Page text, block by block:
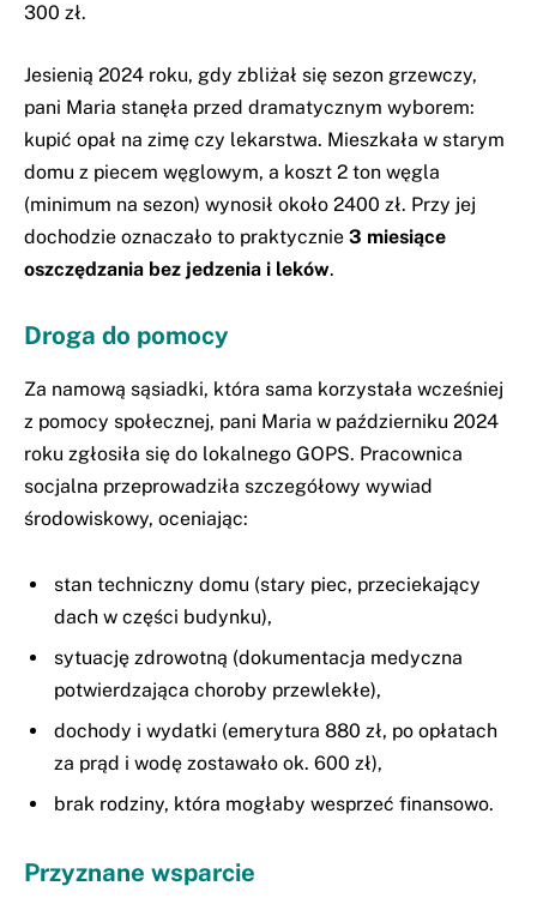
300 zł.
Jesienią 2024 roku, gdy zbliżał się sezon grzewczy,
pani Maria stanęła przed dramatycznym wyborem:
kupić opał na zimę czy lekarstwa. Mieszkała w starym
domu z piecem węglowym, a koszt 2 ton węgla
(minimum na sezon) wynosił około 2400 zł. Przy jej
dochodzie oznaczało to praktycznie 3 miesiące
oszczędzania bez jedzenia i leków.
Droga do pomocy
Za namową sąsiadki, która sama korzystała wcześniej
z pomocy społecznej, pani Maria w październiku 2024
roku zgłosiła się do lokalnego GOPS. Pracownica
socjalna przeprowadziła szczegółowy wywiad
środowiskowy, oceniając:
stan techniczny domu (stary piec, przeciekający
dach w części budynku),
sytuację zdrowotną (dokumentacja medyczna
potwierdzająca choroby przewlekłe),
dochody i wydatki (emerytura 880 zł, po opłatach
za prąd i wodę zostawało ok. 600 zł),
brak rodziny, która mogłaby wesprzeć finansowo.
Przyznane wsparcie